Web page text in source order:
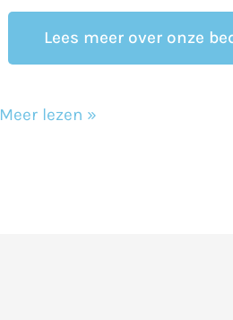
Lees meer over onze
Meer lezen »